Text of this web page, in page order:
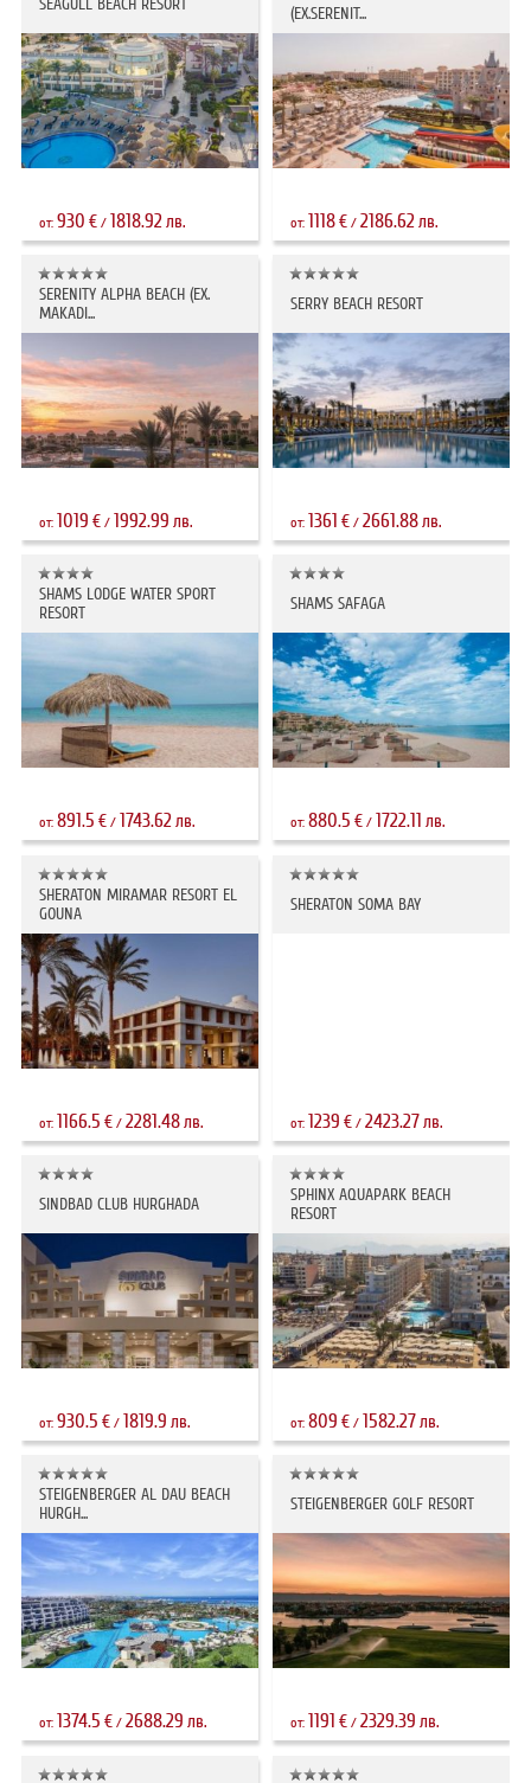
от: 930 €/ 1818.92лв.
(EX.SERENIT...
от: 1118€ /2186.62лв.
SERENITY ALPHA BEACH (EX.
MAKADI...
от: 1019 €/ 1992.99 лв.
SERRY BEACH RESORT
от: 1361 € /2661.88лв.
SHAMS LODGE WATER SPORT
RESORT
от: 891.5 €/ 1743.62лв.
SHAMS SAFAGA
от:880.5 € / 1722.11 лв.
SHERATON MIRAMAR RESORT EL
GOUNA
от: 1166.5 €/ 2281.48лв.
SHERATON SOMA BAY
от: 1239 € /2423.27лв.
SINDBAD CLUB HURGHADA
от: 930.5 €/ 1819.9 лв.
SPHINX AQUAPARK BEACH
RESORT
от:809 € / 1582.27лв.
STEIGENBERGER AL DAU BEACH
HURGH...
от: 1374.5 €/ 2688.29 лв.
STEIGENBERGER GOLF RESORT
от: 1191 € /2329.39 лв.